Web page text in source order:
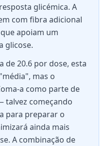
glicémica. A
com fibra adicional
apoiam um
glicose.
de 20.6 por dose, esta
mas o
a como parte de
talvez começando
para preparar o
ainda mais
A combinação de